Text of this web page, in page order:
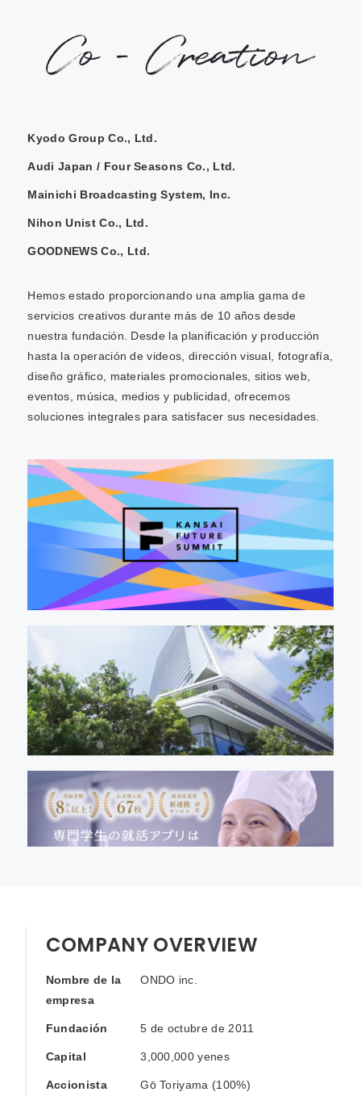
Kyodo Group Co., Ltd.
Audi Japan / Four Seasons Co., Ltd.
Mainichi Broadcasting System, Inc.
Nihon Unist Co., Ltd.
GOODNEWS Co., Ltd.
Hemos estado proporcionando una amplia gama de
servicios creativos durante más de 10 años desde
nuestra fundación. Desde la planificación y producción
hasta la operación de videos, dirección visual, fotografía,
diseño gráfico, materiales promocionales, sitios web,
eventos, música, medios y publicidad, ofrecemos
soluciones integrales para satisfacer sus necesidades.
COMPANY OVERVIEW
Nombre de la
empresa
ONDO inc.
Fundación 5 de octubre de 2011
Capital 3,000,000 yenes
Accionista Gō Toriyama (100%)